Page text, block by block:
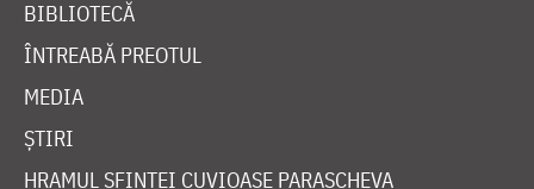
BIBLIOTECĂ
ÎNTREABĂ PREOTUL
MEDIA
ȘTIRI
HRAMUL SFINTEI CUVIOASE PARASCHEVA